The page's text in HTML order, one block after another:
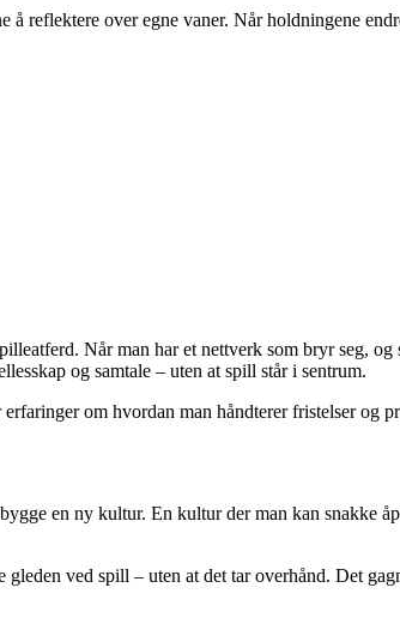
reflektere over egne vaner. Når holdningene
Når man har et nettverk som bryr seg, og
og samtale – uten at spill står i sentrum.
om hvordan man håndterer fristelser og
en ny kultur. En kultur der man kan snakke
ved spill – uten at det tar overhånd. Det